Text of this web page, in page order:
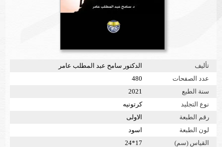
تأليف
الدكتور سامح عبد المطلب عامر
عدد الصفحات
480
سنة الطبع
2021
نوع التجليد
كرتونيه
رقم الطبعة
الاولى
لون الطبعة
اسود
القياس (سم)
17*24